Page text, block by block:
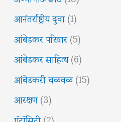
आनंतर्राष्ट्रीय दुवा(1)
आंबेडकर परिवार(5)
आंबेडकर साहित्य(6)
आंबेडकरी चळवळ(15)
आरक्षण(3)